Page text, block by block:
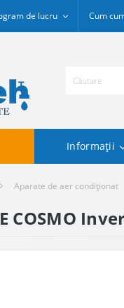
de lucru Cum
Informații
Aparate de aer condiționat
COSMO